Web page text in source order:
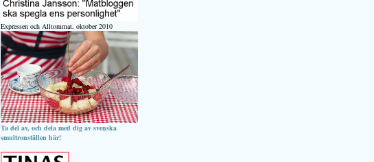
Expressen och Alltommat, oktober 2010
Ta del av, och dela med dig av svenska
smultronställen här!